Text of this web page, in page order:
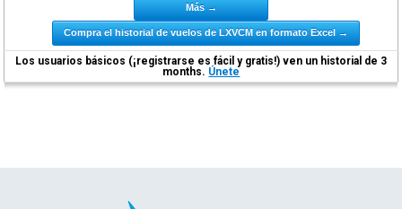
Más →
Compra el historial de vuelos de LXVCM en formato Excel →
Los usuarios básicos (¡registrarse es fácil y gratis!) ven un historial de 3
months. Únete